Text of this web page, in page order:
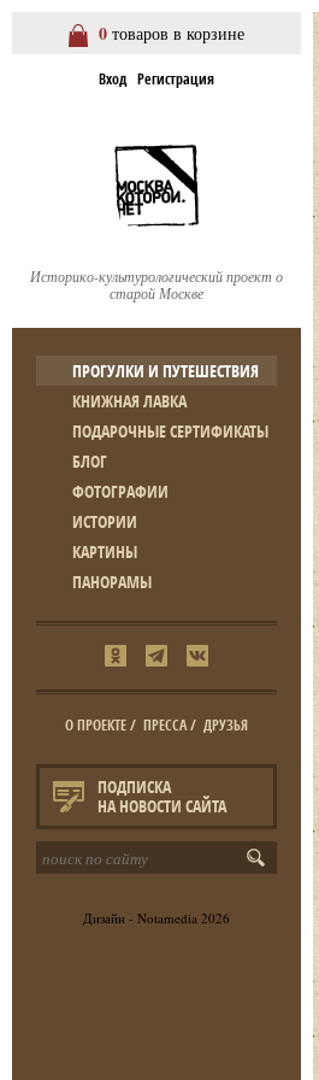
0 товаров в корзине
Вход Регистрация
Историко-культурологический проект о
старой Москве
ПРОГУЛКИ И ПУТЕШЕСТВИЯ
КНИЖНАЯ ЛАВКА
ПОДАРОЧНЫЕ СЕРТИФИКАТЫ
БЛОГ
ФОТОГРАФИИ
ИСТОРИИ
КАРТИНЫ
ПАНОРАМЫ
О ПРОЕКТЕ/ ПРЕССА/ ДРУЗЬЯ
ПОДПИСКА
НА НОВОСТИ САЙТА
Дизайн - Notamedia 2026